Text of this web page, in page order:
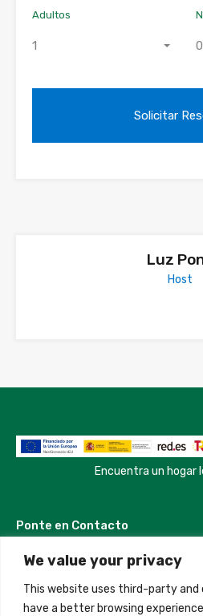
We value your privacy
This website uses third-party
have a better browsing
Adultos
1 0
Luz
Host
Encuentra un hogar
Ponte en Contacto
Madrid, Spain
+34 684 39 31 82